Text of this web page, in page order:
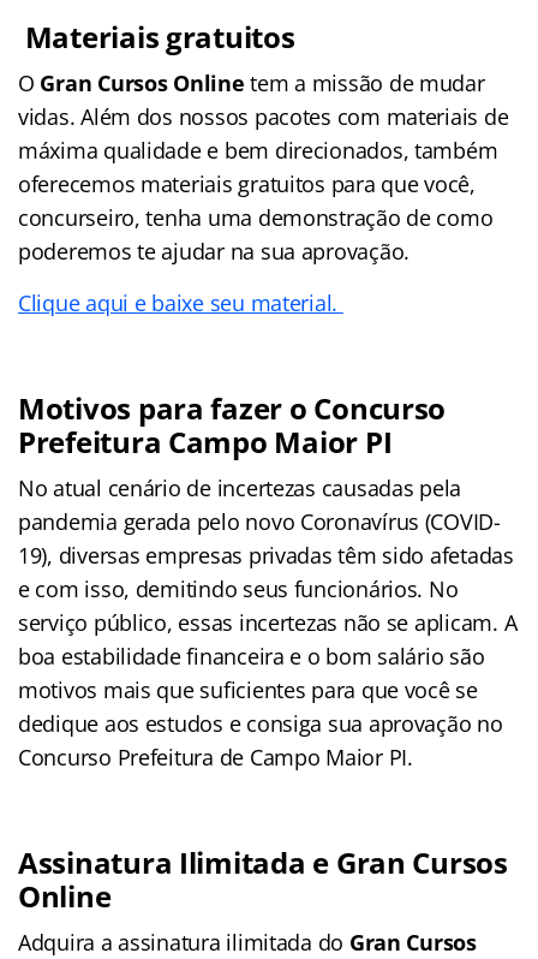
Materiais gratuitos
O Gran Cursos Online tem a missão de mudar
vidas. Além dos nossos pacotes com materiais de
máxima qualidade e bem direcionados, também
oferecemos materiais gratuitos para que você,
concurseiro, tenha uma demonstração de como
poderemos te ajudar na sua aprovação.
Clique aqui e baixe seu material.
Motivos para fazer o Concurso
Prefeitura Campo Maior PI
No atual cenário de incertezas causadas pela
pandemia gerada pelo novo Coronavírus (COVID-
19), diversas empresas privadas têm sido afetadas
e com isso, demitindo seus funcionários. No
serviço público, essas incertezas não se aplicam. A
boa estabilidade financeira e o bom salário são
motivos mais que suficientes para que você se
dedique aos estudos e consiga sua aprovação no
Concurso Prefeitura de Campo Maior PI.
Assinatura Ilimitada e Gran Cursos
Online
Adquira a assinatura ilimitada do Gran Cursos